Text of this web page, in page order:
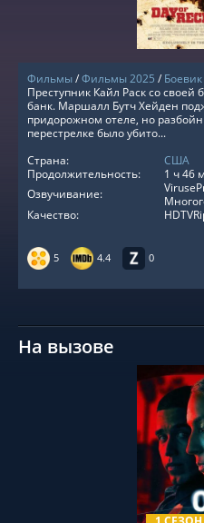
Фильмы/Фильмы 2025 / Боевик
5 4.4 0
Преступник Кайл Раск со своей
банк. Маршалл Бутч Хейден
придорожном отеле, но
перестрелке было убито...
Страна:
США
Продолжительность:
1 ч 46
Озвучивание:
Качество:
На вызове